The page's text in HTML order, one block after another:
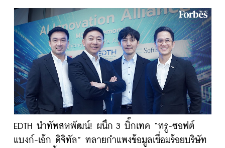
EDTH นำทัพสหพัฒน์! ผนึก 3 บิ๊กเทค “ทรู-ซอฟต์
แบงก์-เอ้ก ดิจิทัล” ทลายกำแพงข้อมูลเชื่อมร้อยบริษัท